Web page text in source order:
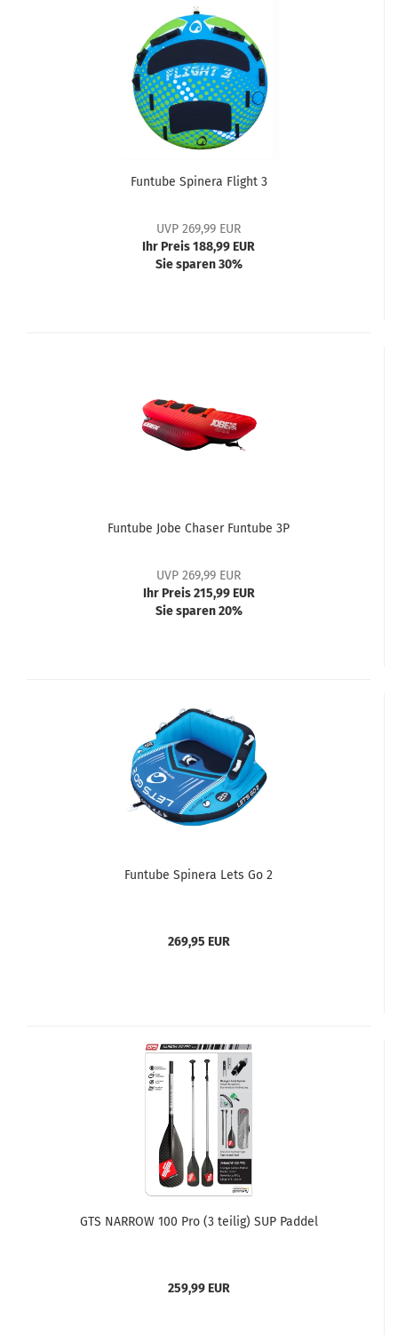
Funtube Spinera Flight 3
UVP 269,99 EUR
Ihr Preis 188,99 EUR
Sie sparen 30%
Funtube Jobe Chaser Funtube 3P
UVP 269,99 EUR
Ihr Preis 215,99 EUR
Sie sparen 20%
Funtube Spinera Lets Go 2
269,95 EUR
GTS NARROW 100 Pro (3 teilig) SUP Paddel
259,99 EUR